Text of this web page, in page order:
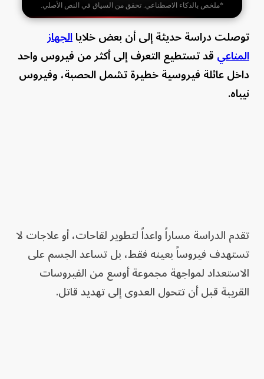
*ملخص بالذكاء الاصطناعي. تحقق من السياق في النص الأصلي.
توصلت دراسة حديثة إلى أن بعض خلاياالجهاز
المناعيقد تستطيع التعرف إلى أكثر من فيروس واحد
داخل عائلة فيروسية خطيرة تشمل الحصبة، وفيروس
نيباه.
تقدم الدراسة مساراً واعداً لتطوير لقاحات، أو علاجات لا
تستهدف فيروساً بعينه فقط، بل تساعد الجسم على
الاستعداد لمواجهة مجموعة أوسع من الفيروسات
القريبة قبل أن تتحول العدوى إلى تهديد قاتل.